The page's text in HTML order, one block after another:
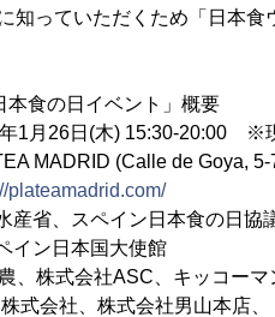
知っていただくため「日本食
本食の日イベント」概要
1月26日(木) 15:30-20:00 ※
MADRID (Calle de Goya,
plateamadrid.com/
産省、スペイン日本食の日協
イン日本国大使館
、株式会社ASC、キッコーマ
社、株式会社男山本店、